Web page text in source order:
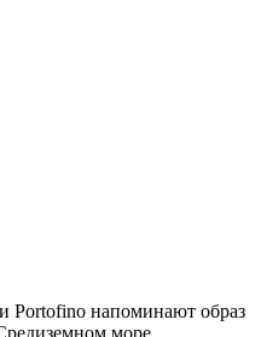
Portofino напоминают образ
море.